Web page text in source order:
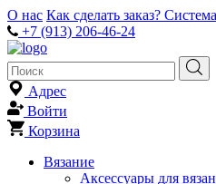
О нас Как сделать заказ?
+7 (913) 206-46-24
Адрес
Войти
Корзина
Вязание
Аксессуары для